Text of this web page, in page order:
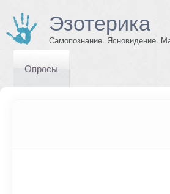
Эзотерика
Самопознание. Ясновидение.
Опросы